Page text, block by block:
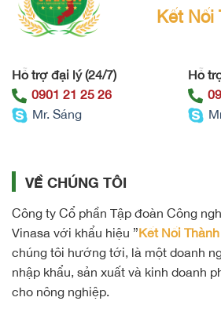
Kết Nối
Hỗ trợ đại lý (24/7)
0901 21 25 26
Mr. Sáng
Hỗ
VỀ CHÚNG TÔI
Công ty Cổ phần Tập đoàn Công
Vinasa với khẩu hiệu ”Kết Nối
chúng tôi hướng tới, là một doanh
nhập khẩu, sản xuất và kinh doanh
cho nông nghiệp.